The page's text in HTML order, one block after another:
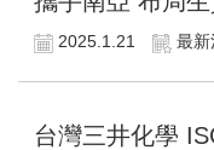
2025.1.21 最新
台灣三井化學